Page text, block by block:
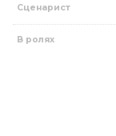
Сценарист
В ролях